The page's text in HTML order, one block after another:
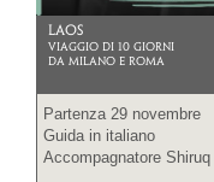
LAOS
VIAGGIO DI 10 GIORNI
DA MILANO E ROMA
Partenza 29 novembre
Guida in italiano
Accompagnatore